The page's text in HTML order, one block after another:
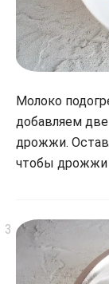
Молоко
добавляем
дрожжи.
чтобы дрожжи